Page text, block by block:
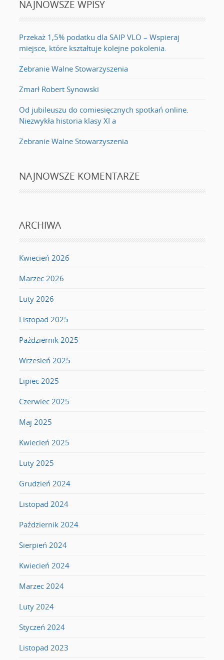
NAJNOWSZE WPISY
Przekaż 1,5% podatku dla SAIP VLO – Wspieraj
miejsce, które kształtuje kolejne pokolenia.
Zebranie Walne Stowarzyszenia
Zmarł Robert Synowski
Od jubileuszu do comiesięcznych spotkań online.
Niezwykła historia klasy XI a
Zebranie Walne Stowarzyszenia
NAJNOWSZE KOMENTARZE
ARCHIWA
Kwiecień 2026
Marzec 2026
Luty 2026
Listopad 2025
Październik 2025
Wrzesień 2025
Lipiec 2025
Czerwiec 2025
Maj 2025
Kwiecień 2025
Luty 2025
Grudzień 2024
Listopad 2024
Październik 2024
Sierpień 2024
Kwiecień 2024
Marzec 2024
Luty 2024
Styczeń 2024
Listopad 2023